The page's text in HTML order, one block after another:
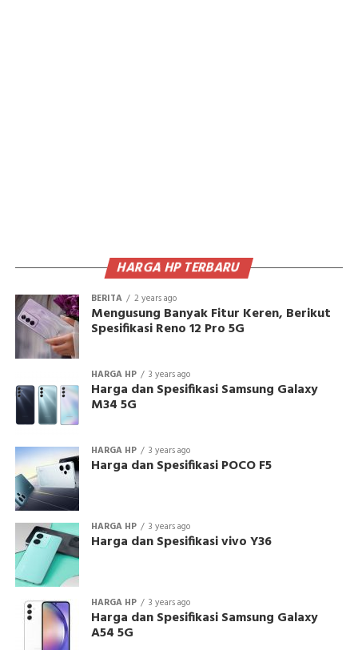
HARGA HP TERBARU
BERITA 2 years ago
Mengusung Banyak Fitur Keren, Berikut
Spesifikasi Reno 12 Pro 5G
HARGA HP 3 years ago
Harga dan Spesifikasi Samsung Galaxy
M34 5G
HARGA HP 3 years ago
Harga dan Spesifikasi POCO F5
HARGA HP 3 years ago
Harga dan Spesifikasi vivo Y36
HARGA HP 3 years ago
Harga dan Spesifikasi Samsung Galaxy
A54 5G